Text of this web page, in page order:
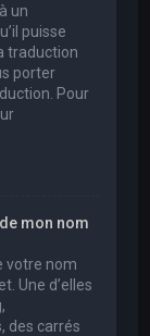
un
puisse
traduction
porter
Pour
mon nom
votre nom
Une d’elles
des carrés